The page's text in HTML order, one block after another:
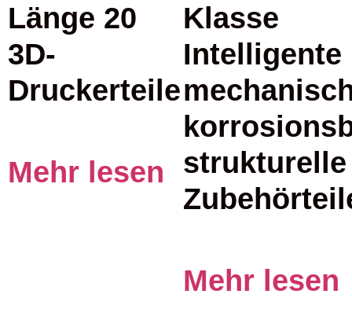
Länge 20
3D-
Druckerteile
Mehr lesen
Klasse
Intelligente
strukturelle
Mehr lesen